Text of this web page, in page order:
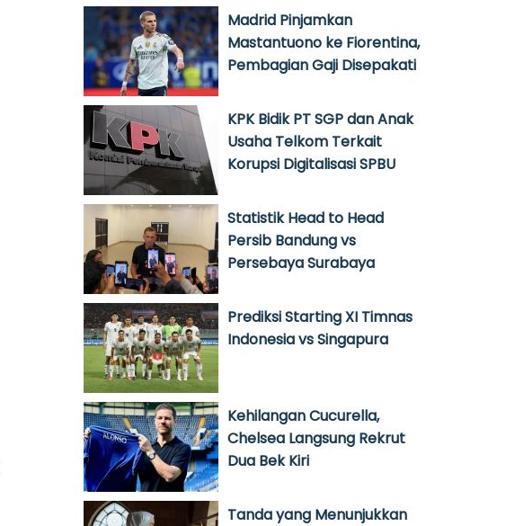
Madrid Pinjamkan
Mastantuono ke Fiorentina,
Pembagian Gaji Disepakati
KPK Bidik PT SGP dan Anak
Usaha Telkom Terkait
Korupsi Digitalisasi SPBU
Statistik Head to Head
Persib Bandung vs
Persebaya Surabaya
Prediksi Starting XI Timnas
Indonesia vs Singapura
Kehilangan Cucurella,
Chelsea Langsung Rekrut
Dua Bek Kiri
Tanda yang Menunjukkan